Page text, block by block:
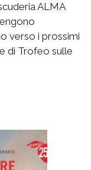
ALMA
verso i prossimi
di Trofeo sulle